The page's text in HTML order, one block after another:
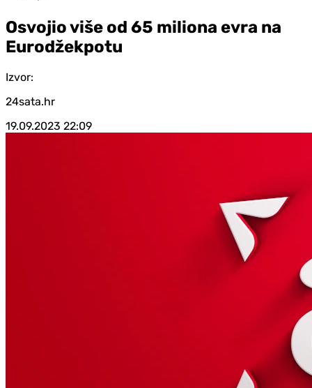
Osvojio više od 65 miliona evra na
Eurodžekpotu
Izvor:
24sata.hr
19.09.2023 22:09